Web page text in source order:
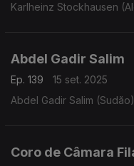
Karlheinz Stockhausen
Abdel Gadir Salim
Ep. 139
15 set. 2025
Abdel Gadir Salim
Coro de Câmara